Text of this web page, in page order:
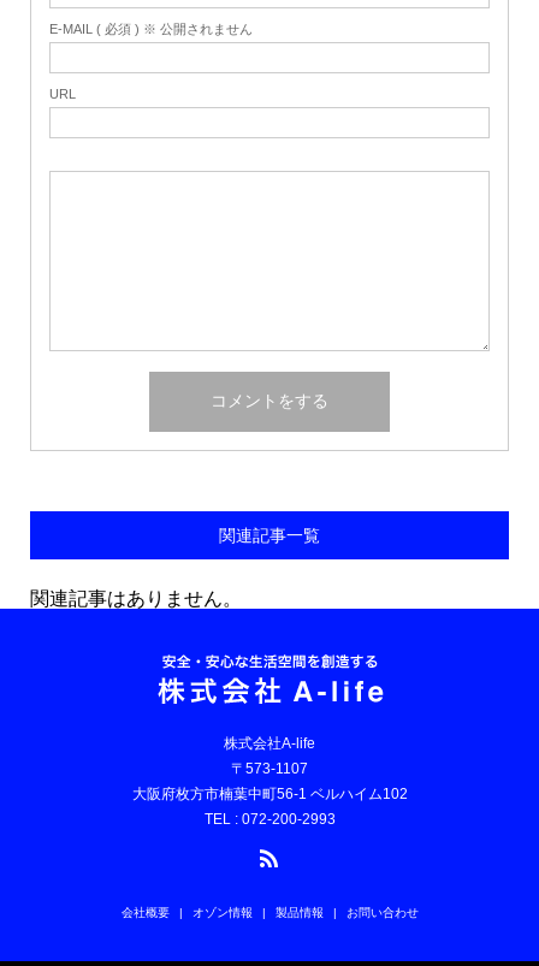
E-MAIL ( 必須 ) ※ 公開されません
URL
関連記事一覧
関連記事はありません。
株式会社A-life
〒573-1107
大阪府枚方市楠葉中町56-1 ベルハイム102
TEL : 072-200-2993
会社概要 オゾン情報 製品情報 お問い合わせ